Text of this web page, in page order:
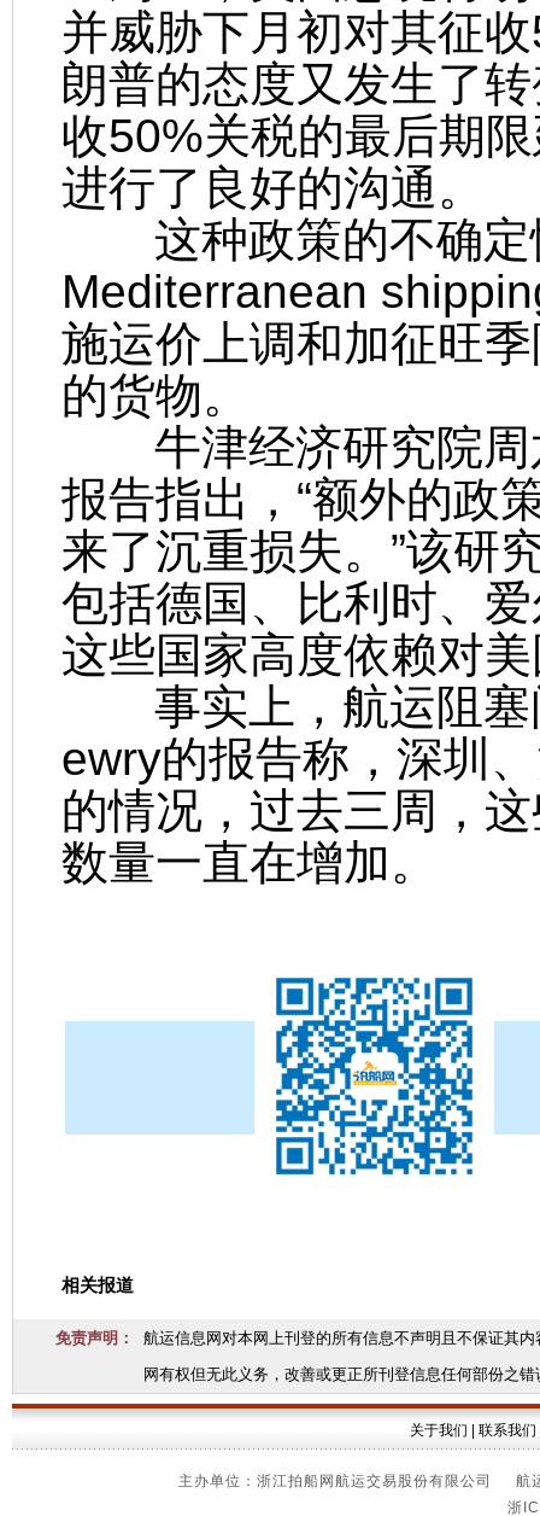
并威胁下月初对其征
朗普的态度又发生了
收50%关税的最后期
进行了良好的沟通。
这种政策的不确定
Mediterranean
施运价上调和加征旺
的货物。
牛津经济研究院周
报告指出，“额外的政
来了沉重损失。”该研
包括德国、比利时、
这些国家高度依赖对
事实上，航运阻塞
ewry的报告称，深圳
的情况，过去三周，
数量一直在增加。
相关报道
免责声明：
航运信息网对本网上刊登的所有信息不声明且不保证其
网有权但无此义务，改善或更正所刊登信息任何部份之错
关于我们 联系我们
主办单位：浙江拍船网航运交易股份有限公司
浙